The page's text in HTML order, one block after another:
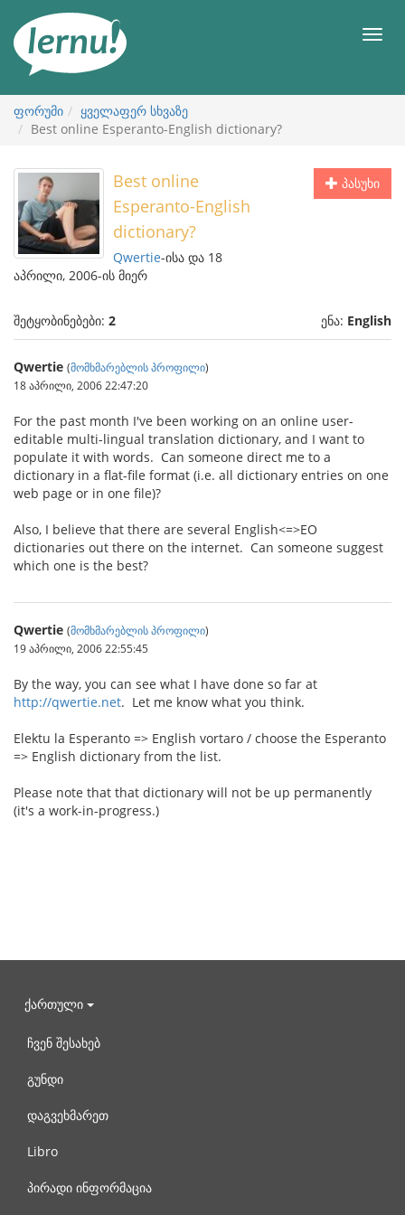
ნახვა
მენიუ
ფორუმი
ყველაფერ სხვაზე
Best online Esperanto-English dictionary?
პასუხი
Best online
Esperanto-English
dictionary?
Qwertie-ისა და 18
აპრილი, 2006-ის მიერ
შეტყობინებები: 2 ენა: English
Qwertie (მომხმარებლის პროფილი)
18 აპრილი, 2006 22:47:20
For the past month I've been working on an online user-
editable multi-lingual translation dictionary, and I want to
populate it with words. Can someone direct me to a
dictionary in a flat-file format (i.e. all dictionary entries on one
web page or in one file)?
Also, I believe that there are several English<=>EO
dictionaries out there on the internet. Can someone suggest
which one is the best?
Qwertie (მომხმარებლის პროფილი)
19 აპრილი, 2006 22:55:45
By the way, you can see what I have done so far at
http://qwertie.net. Let me know what you think.
Elektu la Esperanto => English vortaro / choose the Esperanto
=> English dictionary from the list.
Please note that that dictionary will not be up permanently
(it's a work-in-progress.)
ქართული
ჩვენ შესახებ
გუნდი
დაგვეხმარეთ
Libro
პირადი ინფორმაცია